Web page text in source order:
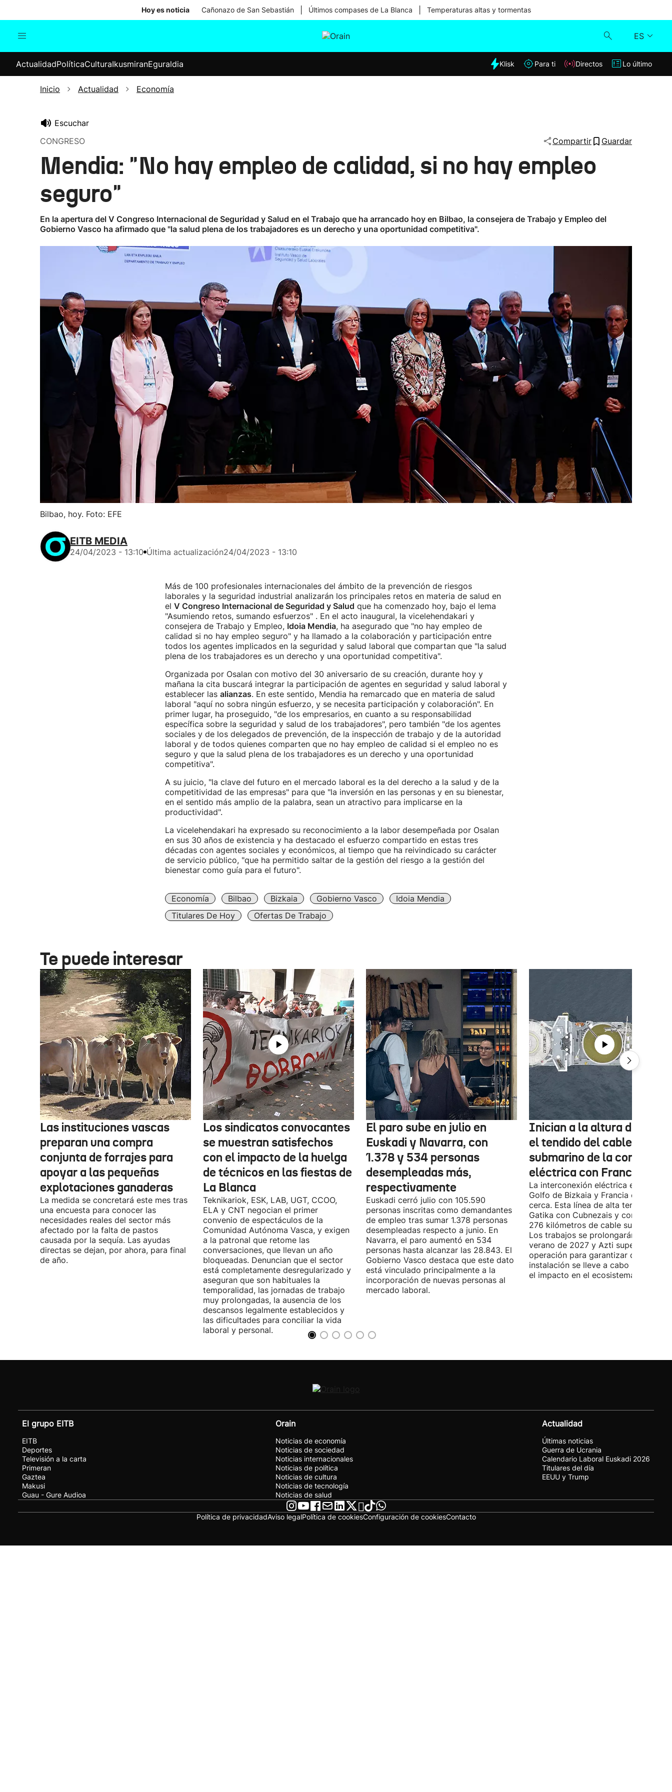
Hoy es noticia Cañonazo de San Sebastián Últimos compases de La Blanca Temperaturas altas y tormentas
ES
Internacional
Elecciones
Klisk
ActualidadPolíticaCulturaIkusmiranEguraldia Klisk Para ti Directos Lo último
Inicio Actualidad Economía
Escuchar
CONGRESO
Compartir Guardar
Mendia: "No hay empleo de calidad, si no hay empleo
seguro"
En la apertura del V Congreso Internacional de Seguridad y Salud en el Trabajo que ha arrancado hoy en Bilbao, la consejera de Trabajo y Empleo del
Gobierno Vasco ha afirmado que "la salud plena de los trabajadores es un derecho y una oportunidad competitiva".
Bilbao, hoy. Foto: EFE
EITB MEDIA
24/04/2023 - 13:10 Última actualización24/04/2023 - 13:10
Más de 100 profesionales internacionales del ámbito de la prevención de riesgos
laborales y la seguridad industrial analizarán los principales retos en materia de salud en
el V Congreso Internacional de Seguridad y Salud que ha comenzado hoy, bajo el lema
"Asumiendo retos, sumando esfuerzos" . En el acto inaugural, la vicelehendakari y
consejera de Trabajo y Empleo, Idoia Mendia, ha asegurado que "no hay empleo de
calidad si no hay empleo seguro" y ha llamado a la colaboración y participación entre
todos los agentes implicados en la seguridad y salud laboral que compartan que "la salud
plena de los trabajadores es un derecho y una oportunidad competitiva".
Organizada por Osalan con motivo del 30 aniversario de su creación, durante hoy y
mañana la cita buscará integrar la participación de agentes en seguridad y salud laboral y
establecer las alianzas. En este sentido, Mendia ha remarcado que en materia de salud
laboral "aquí no sobra ningún esfuerzo, y se necesita participación y colaboración". En
primer lugar, ha proseguido, "de los empresarios, en cuanto a su responsabilidad
específica sobre la seguridad y salud de los trabajadores", pero también "de los agentes
sociales y de los delegados de prevención, de la inspección de trabajo y de la autoridad
laboral y de todos quienes comparten que no hay empleo de calidad si el empleo no es
seguro y que la salud plena de los trabajadores es un derecho y una oportunidad
competitiva".
A su juicio, "la clave del futuro en el mercado laboral es la del derecho a la salud y de la
competitividad de las empresas" para que "la inversión en las personas y en su bienestar,
en el sentido más amplio de la palabra, sean un atractivo para implicarse en la
productividad".
La vicelehendakari ha expresado su reconocimiento a la labor desempeñada por Osalan
en sus 30 años de existencia y ha destacado el esfuerzo compartido en estas tres
décadas con agentes sociales y económicos, al tiempo que ha reivindicado su carácter
de servicio público, "que ha permitido saltar de la gestión del riesgo a la gestión del
bienestar como guía para el futuro".
Economía Bilbao Bizkaia Gobierno Vasco
Idoia Mendia
Titulares De Hoy
Ofertas De Trabajo
Te puede interesar
Las instituciones vascas
preparan una compra
conjunta de forrajes para
apoyar a las pequeñas
explotaciones ganaderas
La medida se concretará este mes tras
una encuesta para conocer las
necesidades reales del sector más
afectado por la falta de pastos
causada por la sequía. Las ayudas
directas se dejan, por ahora, para final
de año.
Los sindicatos convocantes
se muestran satisfechos
con el impacto de la huelga
de técnicos en las fiestas de
La Blanca
Teknikariok, ESK, LAB, UGT, CCOO,
ELA y CNT negocian el primer
convenio de espectáculos de la
Comunidad Autónoma Vasca, y exigen
a la patronal que retome las
conversaciones, que llevan un año
bloqueadas. Denuncian que el sector
está completamente desregularizado y
aseguran que son habituales la
temporalidad, las jornadas de trabajo
muy prolongadas, la ausencia de los
descansos legalmente establecidos y
las dificultades para conciliar la vida
laboral y personal.
El paro sube en julio en
Euskadi y Navarra, con
1.378 y 534 personas
desempleadas más,
respectivamente
Euskadi cerró julio con 105.590
personas inscritas como demandantes
de empleo tras sumar 1.378 personas
desempleadas respecto a junio. En
Navarra, el paro aumentó en 534
personas hasta alcanzar las 28.843. El
Gobierno Vasco destaca que este dato
está vinculado principalmente a la
incorporación de nuevas personas al
mercado laboral.
Inician a la altura de
el tendido del cable
submarino de la conexión
eléctrica con Francia
La interconexión eléctrica entre el
Golfo de Bizkaia y Francia está más
cerca. Esta línea de alta tensión unirá
Gatika con Cubnezais y contará con
276 kilómetros de cable submarino.
Los trabajos se prolongarán hasta
verano de 2027 y Azti supervisará la
operación para garantizar que la
instalación se lleve a cabo
el impacto en el ecosistema marino.
El grupo EITB
EITB
Deportes
Televisión a la carta
Primeran
Gaztea
Makusi
Guau - Gure Audioa
Orain
Noticias de economía
Noticias de sociedad
Noticias internacionales
Noticias de política
Noticias de cultura
Noticias de tecnología
Noticias de salud
Actualidad
Últimas noticias
Guerra de Ucrania
Calendario Laboral Euskadi 2026
Titulares del día
EEUU y Trump
Política de privacidadAviso legalPolítica de cookiesConfiguración de cookiesContacto